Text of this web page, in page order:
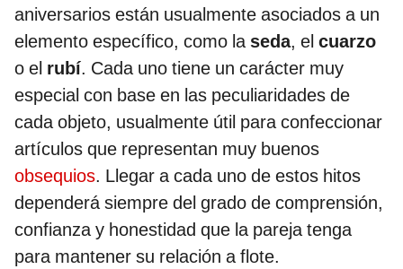
aniversarios están usualmente asociados a un
elemento específico, como la seda, el cuarzo
o el rubí. Cada uno tiene un carácter muy
especial con base en las peculiaridades de
cada objeto, usualmente útil para confeccionar
artículos que representan muy buenos
obsequios. Llegar a cada uno de estos hitos
dependerá siempre del grado de comprensión,
confianza y honestidad que la pareja tenga
para mantener su relación a flote.